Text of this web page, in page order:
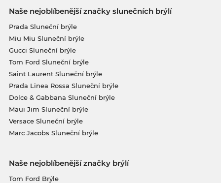
Naše nejoblíbenější značky slunečních brýlí
Prada Sluneční brýle
Miu Miu Sluneční brýle
Gucci Sluneční brýle
Tom Ford Sluneční brýle
Saint Laurent Sluneční brýle
Prada Linea Rossa Sluneční brýle
Dolce & Gabbana Sluneční brýle
Maui Jim Sluneční brýle
Versace Sluneční brýle
Marc Jacobs Sluneční brýle
Naše nejoblíbenější značky brýlí
Tom Ford Brýle